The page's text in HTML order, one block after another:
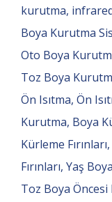
kurutma,
Boya Kurutma
Oto Boya
Toz Boya
Ön Isıtma, Ön
Kurutma, Boya
Kürleme
Fırınları, Yaş
Toz Boya Öncesi